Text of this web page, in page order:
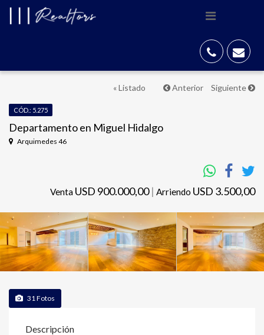
« Listado Anterior Siguiente
CÓD.: 5.275
Departamento en Miguel Hidalgo
Arquimedes 46
Venta USD 900.000,00| Arriendo USD 3.500,00
31Fotos
Descripción